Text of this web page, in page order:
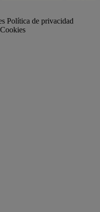
Política de privacidad